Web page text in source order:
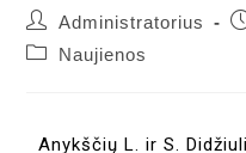
Administratorius
Naujienos
Anykščių L. ir S.